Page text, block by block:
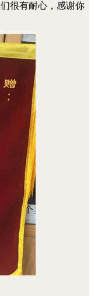
很有耐心，感谢你